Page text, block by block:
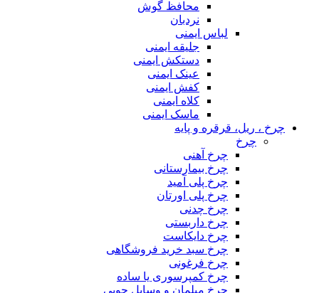
محافظ گوش
نردبان
لباس ایمنی
جلیقه ایمنی
دستکش ایمنی
عینک ایمنی
کفش ایمنی
کلاه ایمنی
ماسک ایمنی
چرخ ، ریل، قرقره و پایه
چرخ
چرخ آهنی
چرخ بیمارستانی
چرخ پلی آمید
چرخ پلی اورتان
چرخ چدنی
چرخ داربستی
چرخ دایکاست
چرخ سبد خرید فروشگاهی
چرخ فرغونی
چرخ کمپرسوری یا ساده
چرخ مبلمان و وسایل چوبی